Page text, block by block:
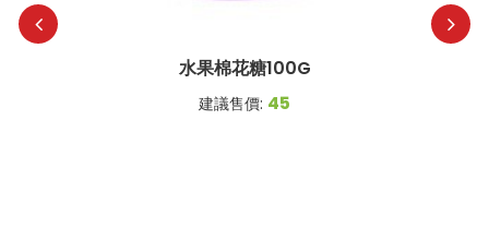
水果棉花糖100G
建議售價: 45